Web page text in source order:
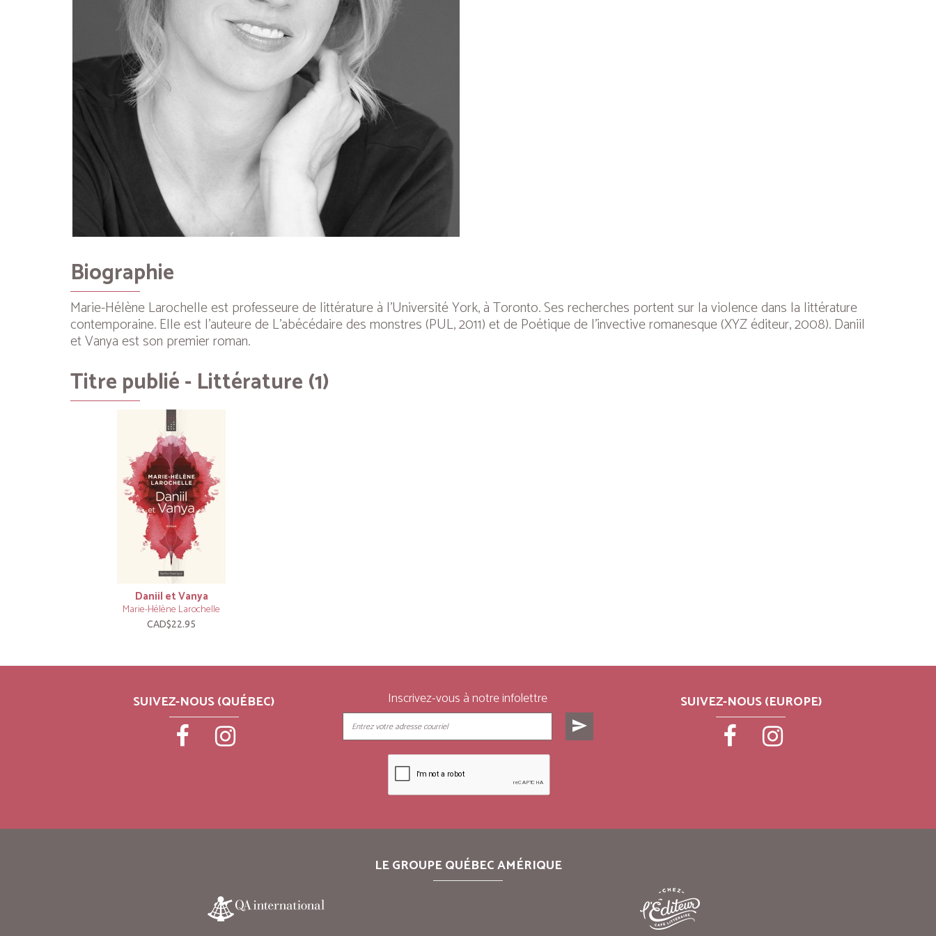
Biographie
Marie-Hélène Larochelle est professeure de littérature à l’Université York, à Toronto. Ses recherches portent sur la violence dans la littérature
contemporaine. Elle est l’auteure deL’abécédaire des monstres(PUL, 2011) et dePoétique de l’invective romanesque(XYZ éditeur, 2008).Daniil
et Vanyaest son premier roman.
Titre publié - Littérature (1)
Daniil et Vanya
Marie-Hélène Larochelle
CAD$22.95
SUIVEZ-NOUS (QUÉBEC) Inscrivez-vous à notre infolettre
send
SUIVEZ-NOUS (EUROPE)
LE GROUPE QUÉBEC AMÉRIQUE